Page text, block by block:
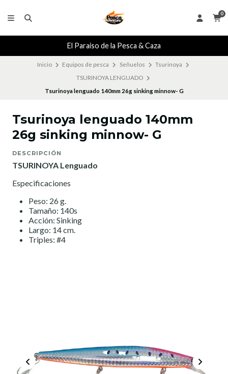
0
El Paraiso de la Pesca & Caza
Inicio Equipos de pesca Señuelos
Tsurinoya
TSURINOYA LENGUADO
Tsurinoya lenguado 140mm 26g sinking minnow- G
Tsurinoya lenguado 140mm
26g sinking minnow- G
DESCRIPCIÓN
TSURINOYA Lenguado
Especificaciones
Peso: 26 g.
Tamaño: 140s
Acción: Sinking
Largo: 14 cm.
Triples: #4